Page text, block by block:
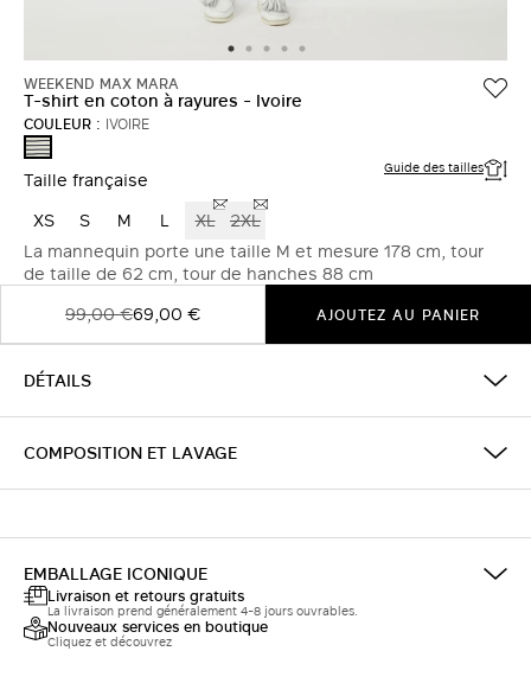
WEEKEND MAX MARA
T-shirt en coton à rayures - Ivoire
COULEUR : IVOIRE
IVOIRE
Taille française Guide des tailles
XS S M L XL 2XL
La mannequin porte une taille M et mesure 178 cm, tour
de taille de 62 cm, tour de hanches 88 cm
99,00 €69,00 € AJOUTEZ AU PANIER
DÉTAILS
COMPOSITION ET LAVAGE
EMBALLAGE ICONIQUE
Livraison et retours gratuits
La livraison prend généralement 4-8 jours ouvrables.
Nouveaux services en boutique
Cliquez et découvrez